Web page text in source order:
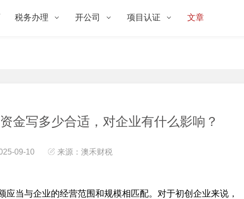
税务办理 开公司 项目认证 文章
金写多少合适，对企业有什么影响？
09-10 来源：澳禾财税
应当与企业的经营范围和规模相匹配。对于初创企业来说，